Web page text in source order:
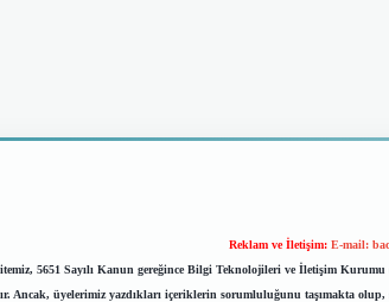
Reklam ve İletişim: E-mail:
5651 Sayılı Kanun gereğince Bilgi Teknolojileri ve İletişim
Ancak, üyelerimiz yazdıkları içeriklerin sorumluluğunu taşımakta